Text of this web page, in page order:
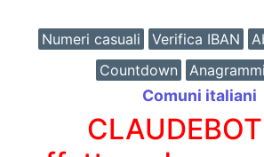
Numeri casuali Verifica IBAN
Countdown
Anagrammi
Comuni italiani